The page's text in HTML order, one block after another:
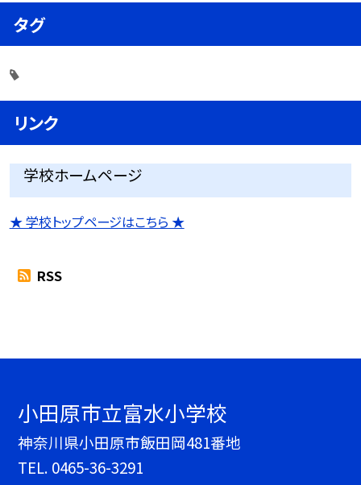
タグ
リンク
学校ホームページ
★ 学校トップページはこちら ★
RSS
小田原市立富水小学校
神奈川県小田原市飯田岡481番地
TEL. 0465-36-3291